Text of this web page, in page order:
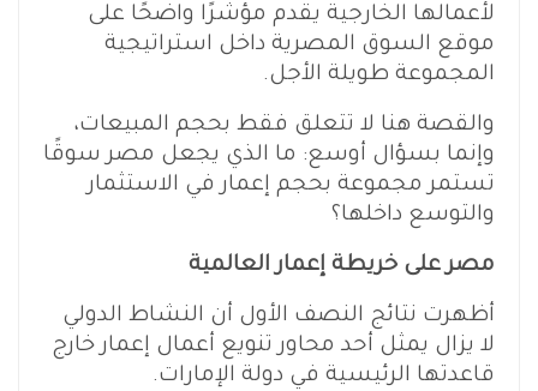
لأعمالها الخارجية يقدم مؤشرًا واضحًا على
موقع السوق المصرية داخل استراتيجية
المجموعة طويلة الأجل.
والقصة هنا لا تتعلق فقط بحجم المبيعات،
وإنما بسؤال أوسع: ما الذي يجعل مصر سوقًا
تستمر مجموعة بحجم إعمار في الاستثمار
والتوسع داخلها؟
مصر على خريطة إعمار العالمية
أظهرت نتائج النصف الأول أن النشاط الدولي
لا يزال يمثل أحد محاور تنويع أعمال إعمار خارج
قاعدتها الرئيسية في دولة الإمارات.